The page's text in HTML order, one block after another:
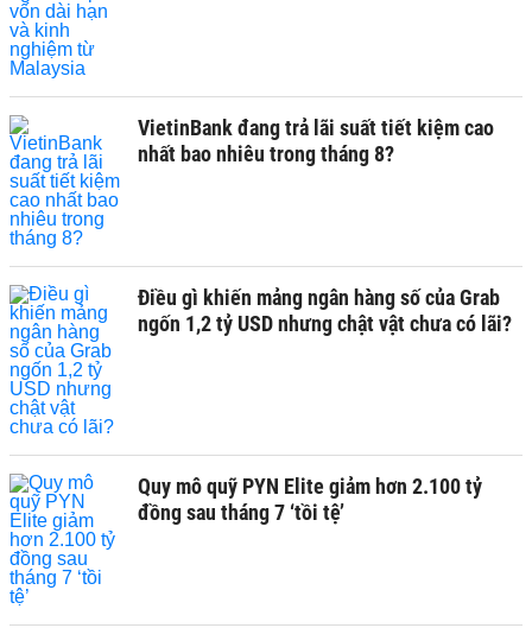
VietinBank đang trả lãi suất tiết kiệm cao
nhất bao nhiêu trong tháng 8?
Điều gì khiến mảng ngân hàng số của Grab
ngốn 1,2 tỷ USD nhưng chật vật chưa có lãi?
Quy mô quỹ PYN Elite giảm hơn 2.100 tỷ
đồng sau tháng 7 ‘tồi tệ’